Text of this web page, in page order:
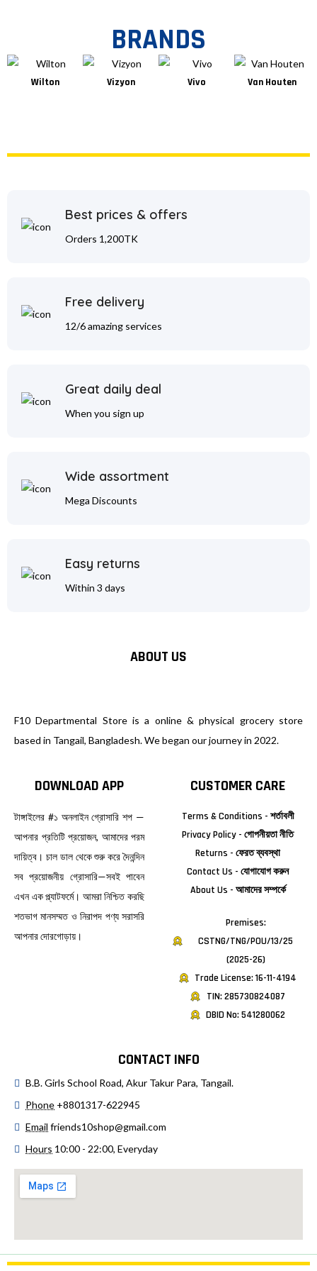
BRANDS
Wilton Vizyon Vivo Van Houten
Best prices & offers
Orders 1,200TK
Free delivery
12/6 amazing services
Great daily deal
When you sign up
Wide assortment
Mega Discounts
Easy returns
Within 3 days
ABOUT US
F10 Departmental Store is a online & physical grocery store
based in Tangail, Bangladesh. We began our journey in 2022.
DOWNLOAD APP
টাঙ্গাইলের #১ অনলাইন গ্রোসারি শপ —
আপনার প্রতিটি প্রয়োজন, আমাদের পরম
দায়িত্ব। চাল ডাল থেকে শুরু করে দৈনন্দিন
সব প্রয়োজনীয় গ্রোসারি—সবই পাবেন
এখন এক প্ল্যাটফর্মে। আমরা নিশ্চিত করছি
শতভাগ মানসম্মত ও নিরাপদ পণ্য সরাসরি
আপনার দোরগোড়ায়।
CUSTOMER CARE
Terms & Conditions - শর্তাবলী
Privacy Policy - গোপনীয়তা নীতি
Returns - ফেরত ব্যবস্থা
Contact Us - যোগাযোগ করুন
About Us - আমাদের সম্পর্কে
Premises:
CSTNG/TNG/POU/13/25
(2025-26)
Trade License: 16-11-4194
TIN: 285730824087
DBID No: 541280062
CONTACT INFO
B.B. Girls School Road, Akur Takur Para, Tangail.
Phone +8801317-622945
Email friends10shop@gmail.com
Hours 10:00 - 22:00, Everyday